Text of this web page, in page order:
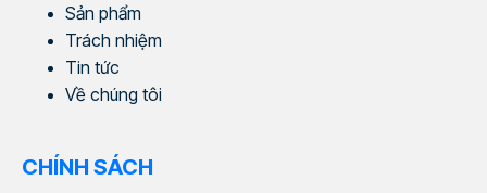
Sản phẩm
Trách nhiệm
Tin tức
Về chúng tôi
CHÍNH SÁCH